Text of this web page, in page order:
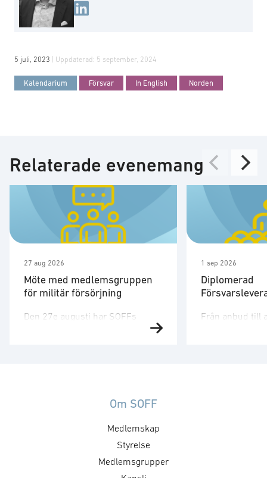
5 juli, 2023 | Uppdaterad: 5 september, 2024
Kalendarium Försvar In English Norden
Relaterade evenemang
27 aug 2026
Möte med medlemsgruppen
för militär försörjning
Den 27e augusti har SOFFs
rör upphandling, försörjningssäkerhet och
tonvikt på samverkan med FMV
och Försvarsmakten. Gruppen
behandlar både nuvarande och
1 sep 2026
Diplomerad
Från anbud till
Om SOFF
Medlemskap
Styrelse
Medlemsgrupper